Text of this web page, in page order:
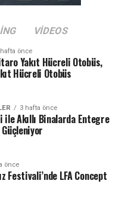
ve 41mm modelleriyle
pil ömrü sunarak
VIDEOS
önce
Yakıt Hücreli Otobüs,
Hücreli Otobüs
3 hafta önce
ile Akıllı Binalarda Entegre
önce
Festivali’nde LFA Concept